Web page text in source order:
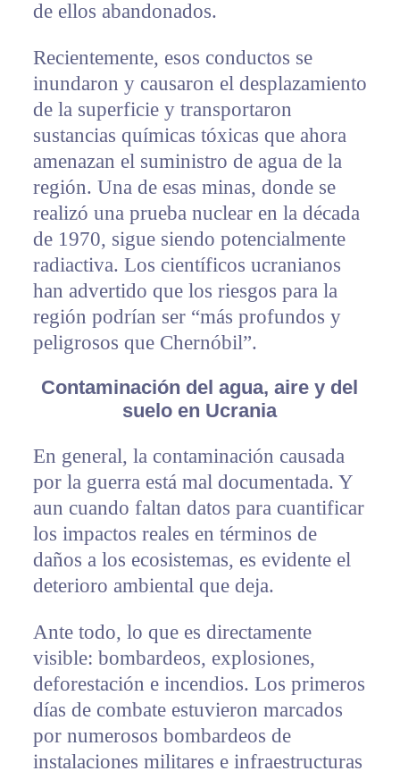
de ellos abandonados.
Recientemente, esos conductos se
inundaron y causaron el desplazamiento
de la superficie y transportaron
sustancias químicas tóxicas que ahora
amenazan el suministro de agua de la
región. Una de esas minas, donde se
realizó una prueba nuclear en la década
de 1970, sigue siendo potencialmente
radiactiva. Los científicos ucranianos
han advertido que los riesgos para la
región podrían ser “más profundos y
peligrosos que Chernóbil”.
Contaminación del agua, aire y del
suelo en Ucrania
En general, la contaminación causada
por la guerra está mal documentada. Y
aun cuando faltan datos para cuantificar
los impactos reales en términos de
daños a los ecosistemas, es evidente el
deterioro ambiental que deja.
Ante todo, lo que es directamente
visible: bombardeos, explosiones,
deforestación e incendios. Los primeros
días de combate estuvieron marcados
por numerosos bombardeos de
instalaciones militares e infraestructuras